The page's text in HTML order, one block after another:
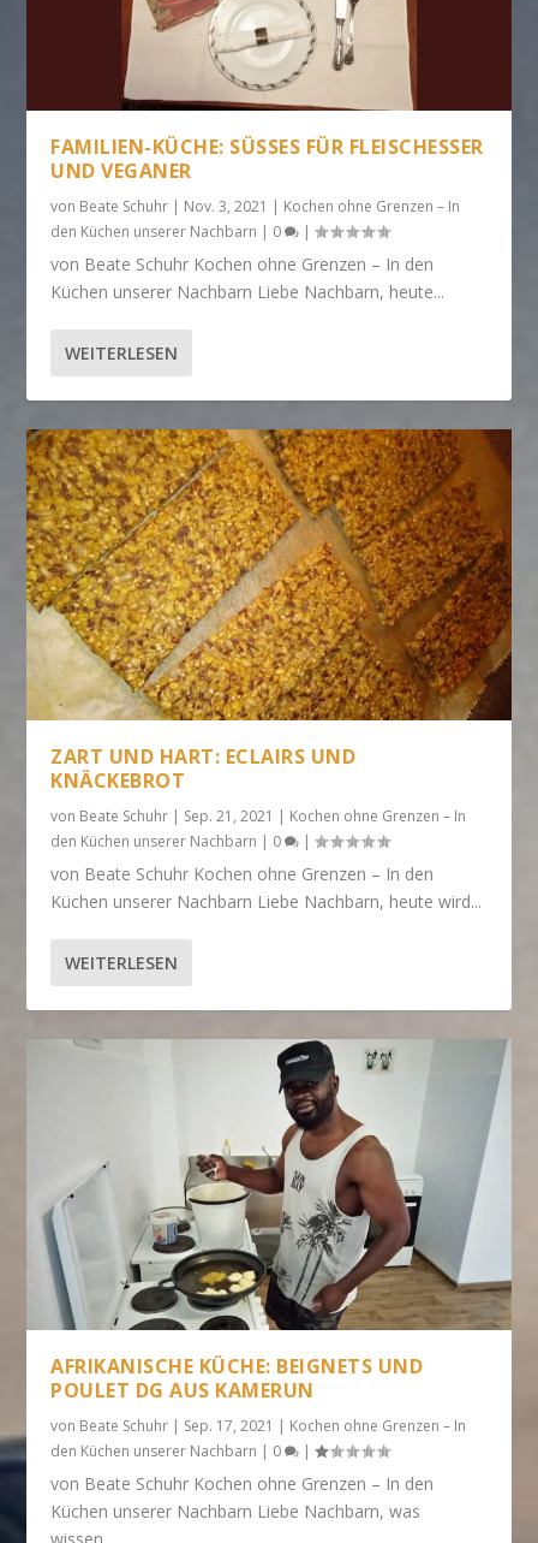
FAMILIEN-KÜCHE: SÜSSES FÜR FLEISCHESSER U
ND VEGANER
von Beate Schuhr | Nov. 3, 2021 | Kochen ohne Grenzen – In
den Küchen unserer Nachbarn | 0 |
von Beate Schuhr Kochen ohne Grenzen – In den
Küchen unserer Nachbarn Liebe Nachbarn, heute...
WEITERLESEN
ZART UND HART: ECLAIRS UND
KNÄCKEBROT
von Beate Schuhr | Sep. 21, 2021 | Kochen ohne Grenzen – In
den Küchen unserer Nachbarn | 0 |
von Beate Schuhr Kochen ohne Grenzen – In den
Küchen unserer Nachbarn Liebe Nachbarn, heute wird...
WEITERLESEN
AFRIKANISCHE KÜCHE: BEIGNETS UND
POULET DG AUS KAMERUN
von Beate Schuhr | Sep. 17, 2021 | Kochen ohne Grenzen – In
den Küchen unserer Nachbarn | 0 |
von Beate Schuhr Kochen ohne Grenzen – In den
Küchen unserer Nachbarn Liebe Nachbarn, was